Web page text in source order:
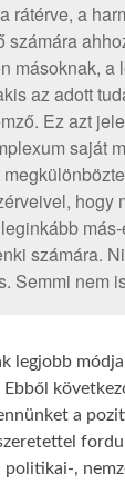
rátérve, a
számára
másoknak, a
az adott
Ez azt
saját
hogy
számára.
Semmi nem
legjobb
a
politikai-,